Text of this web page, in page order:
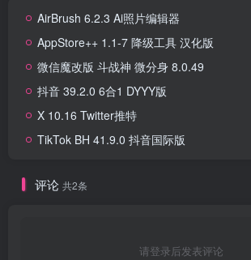
AirBrush 6.2.3 Ai照片编辑器
AppStore++ 1.1-7 降级工具 汉化版
微信魔改版 斗战神 微分身 8.0.49
抖音 39.2.0 6合1 DYYY版
X 10.16 Twitter推特
TikTok BH 41.9.0 抖音国际版
评论 共2条
请登录后发表评论